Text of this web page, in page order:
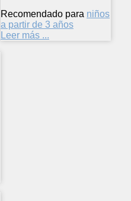
Recomendado para niños
a partir de 3 años
Leer más ...